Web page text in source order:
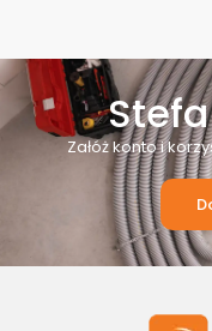
Załóż konto i